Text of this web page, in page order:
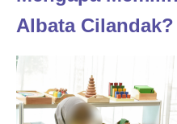
Albata Cilandak?